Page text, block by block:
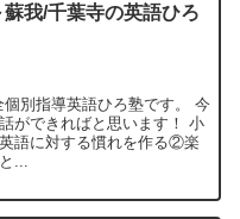
蘇我/千葉寺の英語ひろ
別指導英語ひろ塾です。 今
ができればと思います！ 小
語に対する慣れを作る②楽
...